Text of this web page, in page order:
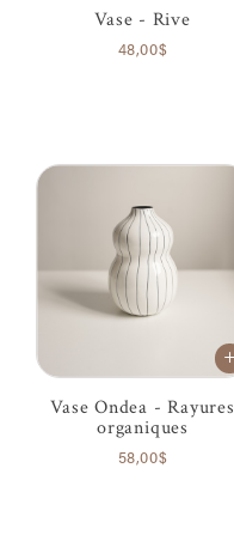
Vase - Rive
48,00$
Vase Ondea - Rayures
organiques
58,00$